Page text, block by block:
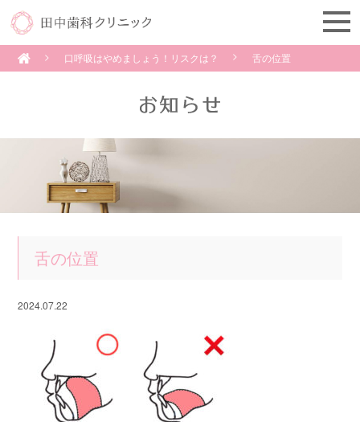
口呼吸はやめましょう！リスクは？ 舌の位置
舌の位置
2024.07.22